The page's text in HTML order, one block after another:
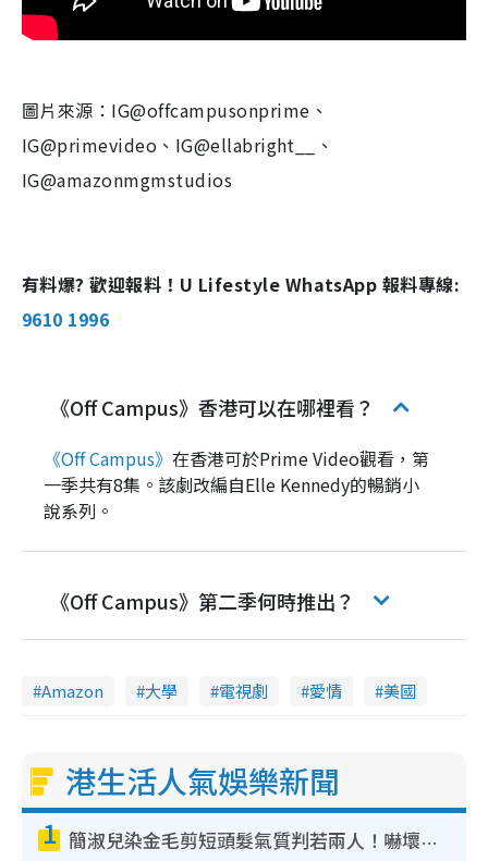
圖片來源：IG@offcampusonprime、
IG@primevideo、IG@ellabright__、
IG@amazonmgmstudios
有料爆? 歡迎報料！U Lifestyle WhatsApp 報料專線:
9610 1996
《Off Campus》香港可以在哪裡看？
《Off Campus》 在香港可於Prime Video觀看，第
一季共有8集。該劇改編自Elle Kennedy的暢銷小
說系列。
《Off Campus》第二季何時推出？
Amazon 大學 電視劇 愛情 美國
港生活人氣娛樂新聞
1 簡淑兒染金毛剪短頭髮氣質判若兩人！嚇壞老公麥大力都認唔出：「你做咩事？」